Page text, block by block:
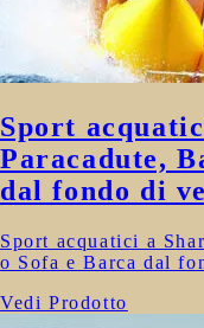
Sport
Paracadute,
dal fondo di
Sport acquatici a
o Sofa e Barca dal
Vedi Prodotto